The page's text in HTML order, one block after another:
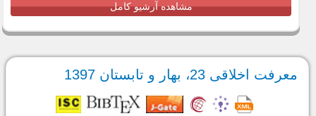
مشاهده آرشیو کامل
معرفت اخلاقی 23، بهار و تابستان 1397